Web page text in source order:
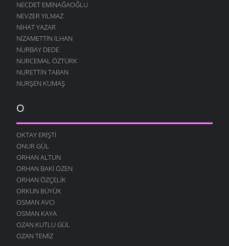
18 ŞUBAT 2009
SEVGI EMEK İSTER
16 ŞUBAT 2009
HATIRLAR SENI KÖYÜMÜN İNSANI
8 ŞUBAT 2009
BOROBANA GIDERDI
24 OCAK 2009
18 OCAK 2009
NE KÖYÜ TANIR, NE DE KÜLTÜRÜNÜ
13 OCAK 2009
DINLE BENI OĞULCAN
11 OCAK 2009
FILISTIN İÇIN UYAN
7 OCAK 2009
AĞLARDI
7 OCAK 2009
KÖYÜMÜ TANI
7 OCAK 2009
NECDET EMINAĞAOĞLU
NEVZER YILMAZ
NIHAT YAZAR
NIZAMETTIN İLHAN
NURBAY DEDE
NURCEMAL ÖZTÜRK
NURETTIN TABAN
NURŞEN KUMAŞ
O
OKTAY ERIŞTI
ONUR GÜL
ORHAN ALTUN
ORHAN BAKI ÖZEN
ORHAN ÖZÇELIK
ORKUN BÜYÜK
OSMAN AVCI
OSMAN KAYA
OZAN KUTLU GÜL
OZAN TEMIZ